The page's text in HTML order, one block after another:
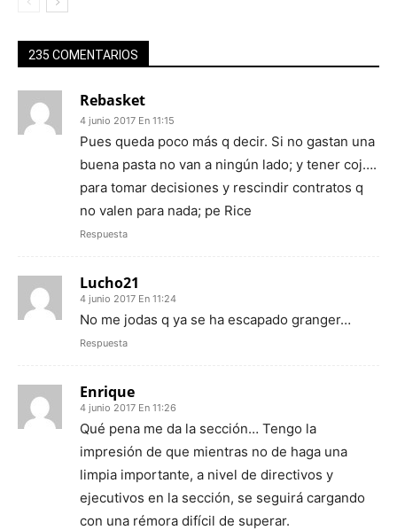
235 COMENTARIOS
Rebasket
4 junio 2017 En 11:15
Pues queda poco más q decir. Si no gastan una
buena pasta no van a ningún lado; y tener coj….
para tomar decisiones y rescindir contratos q
no valen para nada; pe Rice
Respuesta
Lucho21
4 junio 2017 En 11:24
No me jodas q ya se ha escapado granger…
Respuesta
Enrique
4 junio 2017 En 11:26
Qué pena me da la sección… Tengo la
impresión de que mientras no de haga una
limpia importante, a nivel de directivos y
ejecutivos en la sección, se seguirá cargando
con una rémora difícil de superar.